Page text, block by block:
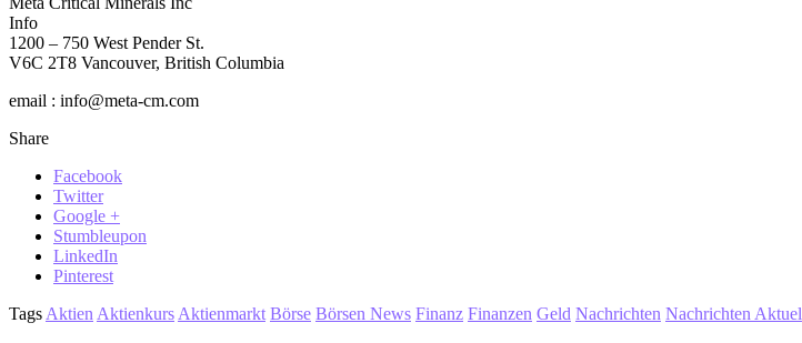
Info
1200 – 750 West Pender St.
V6C 2T8 Vancouver, British Columbia
email : info@meta-cm.com
Share
Facebook
Twitter
Google +
Stumbleupon
LinkedIn
Pinterest
Tags Aktien Aktienkurs Aktienmarkt Börse Börsen News Finanz Finanzen Geld Nachrichten Nachrichten Aktuel